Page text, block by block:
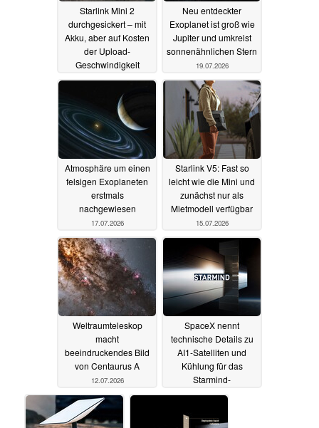
Starlink Mini 2
durchgesickert – mit
Akku, aber auf Kosten
der Upload-
Geschwindigkeit
20.07.2026
Neu entdeckter
Exoplanet ist groß wie
Jupiter und umkreist
sonnenähnlichen Stern
19.07.2026
Atmosphäre um einen
felsigen Exoplaneten
erstmals
nachgewiesen
17.07.2026
Starlink V5: Fast so
leicht wie die Mini und
zunächst nur als
Mietmodell verfügbar
15.07.2026
Weltraumteleskop
macht
beeindruckendes Bild
von Centaurus A
12.07.2026
SpaceX nennt
technische Details zu
AI1-Satelliten und
Kühlung für das
Starmind-
Rechenzentrum im All